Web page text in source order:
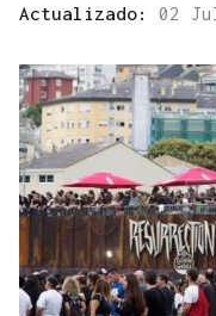
Actualizado: 02